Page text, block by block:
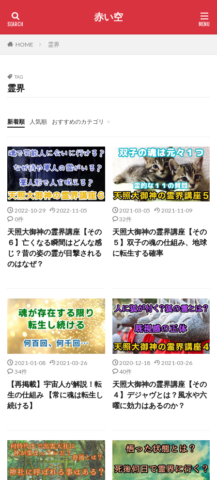
赤い空
HOME 霊界
TAG
霊界
新着順 人気順
おすすめのカテゴリ
サヴィラジヌ星
神様・神社
歴史上の人物
霊的な話
2022-10-29
2022-11-05
0件
天照大御神の霊界講座【その
６】亡くなる瞬間はどんな感
じ？昔の姿の霊が目撃される
のはなぜ？
2021-03-05
2021-11-09
32件
天照大御神の霊界講座【その
５】双子の魂の仕組み、地球
に転生する確率
2021-01-08
2021-03-26
34件
【再掲載】宇宙人が解説！転
生の仕組み 【常に魂は転生し
続ける】
2020-12-18
2021-03-26
40件
天照大御神の霊界講座【その
４】デジャヴとは？風水や六
曜に効力はあるのか？